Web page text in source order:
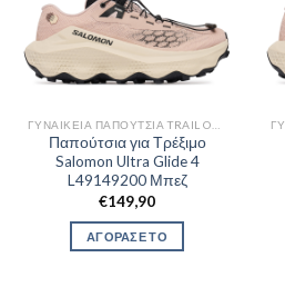
Παπούτσια για Τρέξιμο
Salomon Ultra Glide 4
L49149200 Μπεζ
€149,90
ΑΓΟΡΑΣΕ ΤΟ